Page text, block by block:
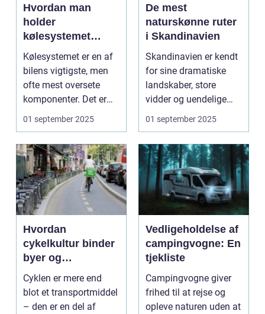
Hvordan man
holder
kølesystemet
effektivt
Kølesystemet er en af
bilens vigtigste, men
ofte mest oversete
komponenter. Det er
ansvarligt...
01 september 2025
De mest
naturskønne ruter
i Skandinavien
Skandinavien er kendt
for sine dramatiske
landskaber, store
vidder og uendelige
naturoplevelser. Fra...
01 september 2025
Hvordan
cykelkultur binder
byer og
mennesker
sammen
Cyklen er mere end
blot et transportmiddel
– den er en del af
Vedligeholdelse af
campingvogne: En
tjekliste
Campingvogne giver
frihed til at rejse og
opleve naturen uden at